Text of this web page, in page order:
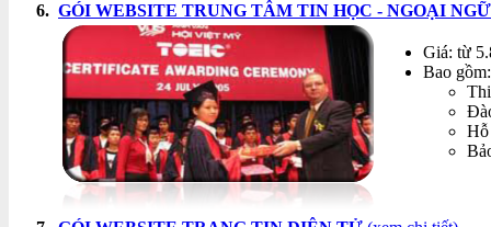
6. GÓI WEBSITE TRUNG TÂM TIN HỌC - NGOẠI
Giá: từ
Bao gồm:
Hỗ